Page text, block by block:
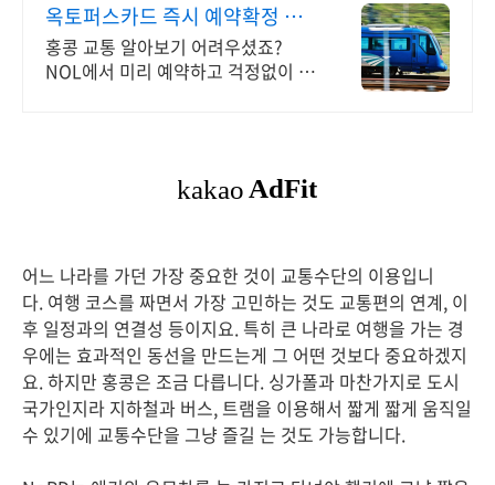
옥토퍼스카드 즉시 예약확정 홍
콩 교통패스 특가!
홍콩 교통 알아보기 어려우셨죠?
NOL에서 미리 예약하고 걱정없이 이
어느 나라를 가던 가장 중요한 것이 교통수단의 이용입니
다. 여행 코스를 짜면서 가장 고민하는 것도 교통편의 연계, 이
후 일정과의 연결성 등이지요. 특히 큰 나라로 여행을 가는 경
우에는 효과적인 동선을 만드는게 그 어떤 것보다 중요하겠지
요. 하지만 홍콩은 조금 다릅니다. 싱가폴과 마찬가지로 도시
국가인지라 지하철과 버스, 트램을 이용해서 짧게 짧게 움직일
수 있기에 교통수단을 그냥 즐길 는 것도 가능합니다.